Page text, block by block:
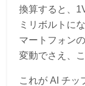
換算すると、
ミリボルトに
マートフォン
変動でさえ、
これが AI チッ